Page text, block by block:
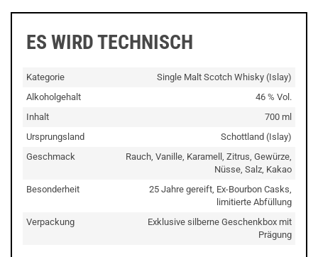
ES WIRD TECHNISCH
Kategorie
Single Malt Scotch Whisky (Islay)
Alkoholgehalt
46 % Vol.
Inhalt
700 ml
Ursprungsland
Schottland (Islay)
Geschmack
Rauch, Vanille, Karamell, Zitrus, Gewürze,
Nüsse, Salz, Kakao
Besonderheit
25 Jahre gereift, Ex-Bourbon Casks,
limitierte Abfüllung
Verpackung
Exklusive silberne Geschenkbox mit
Prägung